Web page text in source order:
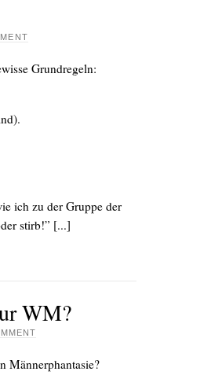
Grundregeln:
ich zu der Gruppe der
stirb!” [...]
WM?
Männerphantasie?